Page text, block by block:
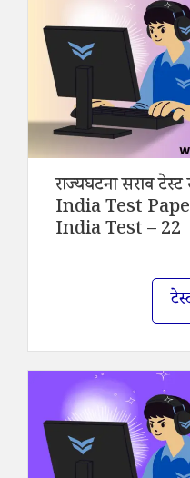
राज्यघटना सराव
India Test
India Test – 22